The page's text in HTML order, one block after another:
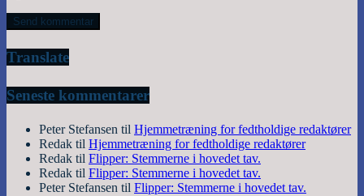
Translate
Seneste kommentarer
Peter Stefansen til Hjemmetræning for fedtholdige redaktører
Redak til Hjemmetræning for fedtholdige redaktører
Redak til Flipper: Stemmerne i hovedet tav.
Redak til Flipper: Stemmerne i hovedet tav.
Peter Stefansen til Flipper: Stemmerne i hovedet tav.